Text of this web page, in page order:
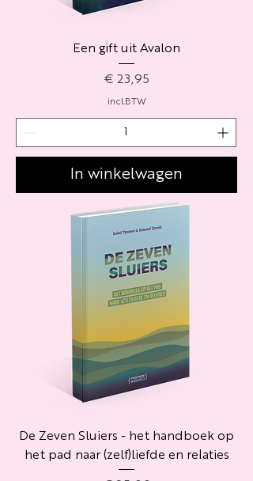
Een gift uit Avalon
Prijs
€ 23,95
incl.BTW
In winkelwagen
De Zeven Sluiers - het handboek op
het pad naar (zelf)liefde en relaties